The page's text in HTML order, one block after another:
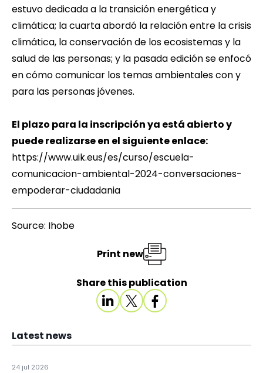
estuvo dedicada a la transición energética y
climática; la cuarta abordó la relación entre la crisis
climática, la conservación de los ecosistemas y la
salud de las personas; y la pasada edición se enfocó
en cómo comunicar los temas ambientales con y
para las personas jóvenes.
El plazo para la inscripción ya está abierto y
puede realizarse en el siguiente enlace:
https://www.uik.eus/es/curso/escuela-
comunicacion-ambiental-2024-conversaciones-
empoderar-ciudadania
Source: Ihobe
Share this publication
Print new
Latest news
24 jul 2026